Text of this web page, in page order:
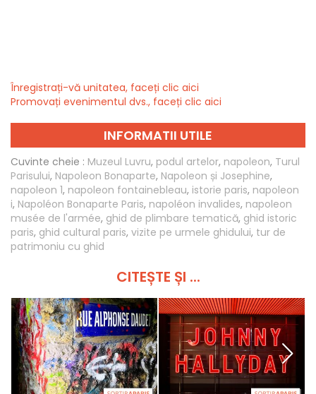
Înregistrați-vă unitatea, faceți clic aici
Promovați evenimentul dvs., faceți clic aici
INFORMATII UTILE
Cuvinte cheie : Muzeul Luvru, podul artelor, napoleon, Turul
Parisului, Napoleon Bonaparte, Napoleon și Josephine,
napoleon 1, napoleon fontainebleau, istorie paris, napoleon
i, Napoléon Bonaparte Paris, napoléon invalides, napoleon
musée de l'armée, ghid de plimbare tematică, ghid istoric
paris, ghid cultural paris, vizite pe urmele ghidului, tur de
patrimoniu cu ghid
CITEȘTE ȘI ...